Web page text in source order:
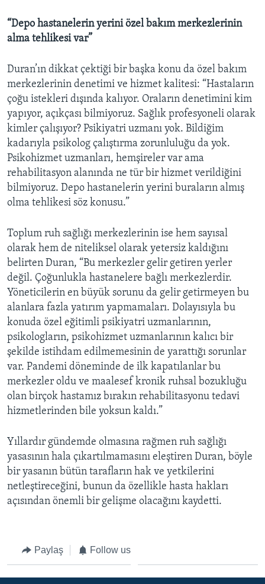
“Depo hastanelerin yerini özel bakım merkezlerinin
alma tehlikesi var”
Duran’ın dikkat çektiği bir başka konu da özel bakım
merkezlerinin denetimi ve hizmet kalitesi: “Hastaların
çoğu istekleri dışında kalıyor. Oraların denetimini kim
yapıyor, açıkçası bilmiyoruz. Sağlık profesyoneli olarak
kimler çalışıyor? Psikiyatri uzmanı yok. Bildiğim
kadarıyla psikolog çalıştırma zorunluluğu da yok.
Psikohizmet uzmanları, hemşireler var ama
rehabilitasyon alanında ne tür bir hizmet verildiğini
bilmiyoruz. Depo hastanelerin yerini buraların almış
olma tehlikesi söz konusu.”
Toplum ruh sağlığı merkezlerinin ise hem sayısal
olarak hem de niteliksel olarak yetersiz kaldığını
belirten Duran, “Bu merkezler gelir getiren yerler
değil. Çoğunlukla hastanelere bağlı merkezlerdir.
Yöneticilerin en büyük sorunu da gelir getirmeyen bu
alanlara fazla yatırım yapmamaları. Dolayısıyla bu
konuda özel eğitimli psikiyatri uzmanlarının,
psikologların, psikohizmet uzmanlarının kalıcı bir
şekilde istihdam edilmemesinin de yarattığı sorunlar
var. Pandemi döneminde de ilk kapatılanlar bu
merkezler oldu ve maalesef kronik ruhsal bozukluğu
olan birçok hastamız bırakın rehabilitasyonu tedavi
hizmetlerinden bile yoksun kaldı.”
Yıllardır gündemde olmasına rağmen ruh sağlığı
yasasının hala çıkartılmamasını eleştiren Duran, böyle
bir yasanın bütün tarafların hak ve yetkilerini
netleştireceğini, bunun da özellikle hasta hakları
açısından önemli bir gelişme olacağını kaydetti.
Paylaş Follow us